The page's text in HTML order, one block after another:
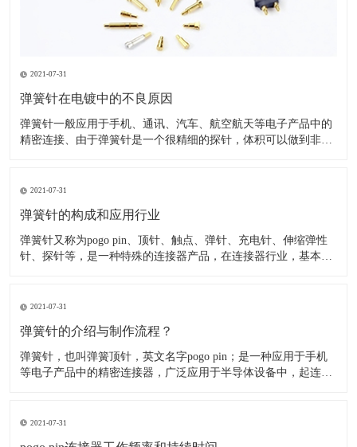
2021-07-31
弹簧针在电镀中的不良原因
弹簧针一般应用于手机、通讯、汽车、航空航天等电子产品中的
精密连接、由于弹簧针是一个很精细的探针，体积可以做到非常
2021-07-31
弹簧针的构成和应用行业
​弹簧针又称为pogo pin、顶针、触点、弹针、充电针、伸缩弹性
针、探针等，是一种特殊的连接器产品，在连接器行业，基本结
2021-07-31
弹簧针的介绍与制作流程？
弹簧针，也叫弹簧顶针，英文名字pogo pin；是一种应用于手机
等电子产品中的精密连接器，广泛应用于半导体设备中，起连接
至1块左右；Pogo pin是一种由针轴
2021-07-31